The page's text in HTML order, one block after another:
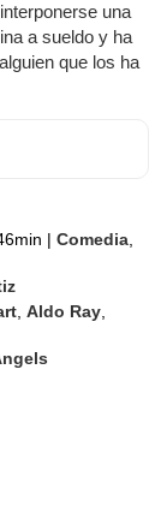
una
a sueldo y ha
que los ha
| Comedia,
,Aldo Ray,